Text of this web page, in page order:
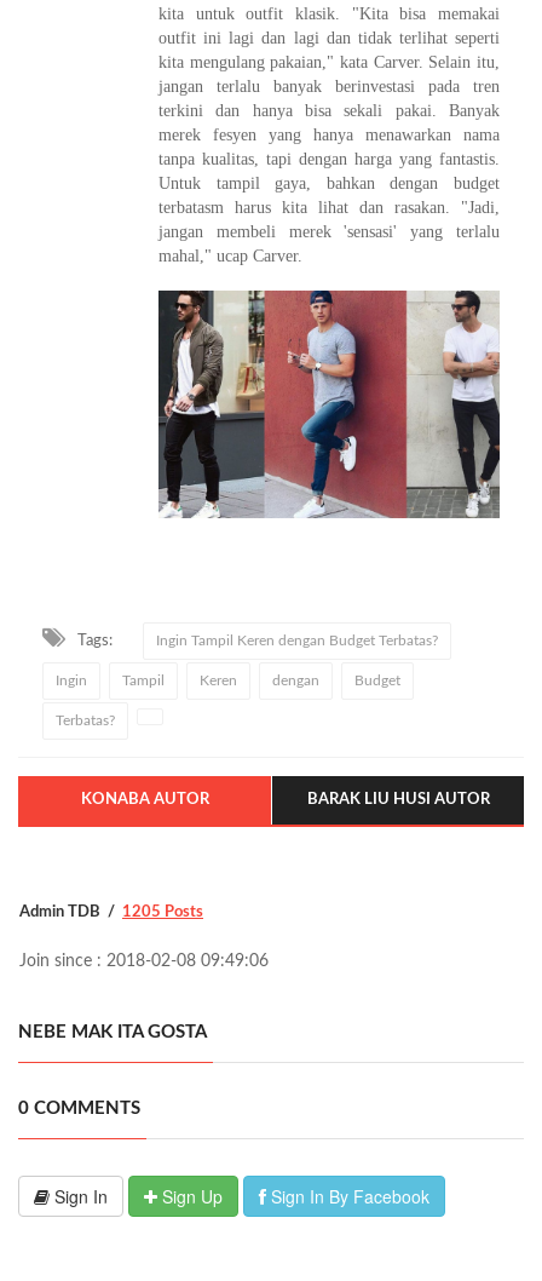
kita untuk outfit klasik. "Kita bisa memakai
outfit ini lagi dan lagi dan tidak terlihat seperti
kita mengulang pakaian," kata Carver. Selain itu,
jangan terlalu banyak berinvestasi pada tren
terkini dan hanya bisa sekali pakai. Banyak
merek fesyen yang hanya menawarkan nama
tanpa kualitas, tapi dengan harga yang fantastis.
Untuk tampil gaya, bahkan dengan budget
terbatasm harus kita lihat dan rasakan. "Jadi,
jangan membeli merek 'sensasi' yang terlalu
mahal," ucap Carver.
Tags: Ingin Tampil Keren dengan Budget Terbatas?
Ingin Tampil Keren dengan Budget
Terbatas?
KONABA AUTOR BARAK LIU HUSI AUTOR
Admin TDB 1205 Posts
Join since : 2018-02-08 09:49:06
NEBE MAK ITA GOSTA
0 COMMENTS
Sign In Sign Up Sign In By Facebook